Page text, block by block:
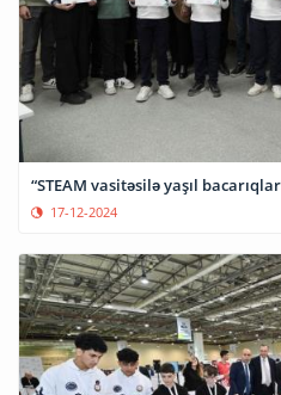
“STEAM vasitəsilə yaşıl
17-12-2024